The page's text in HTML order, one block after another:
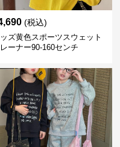
(税込)
ズ黄色スポーツスウェット
レーナー90-160センチ